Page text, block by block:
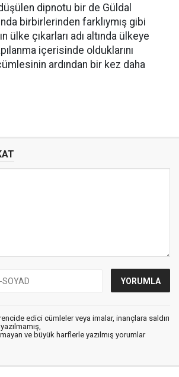
dipnotu bir de Güldal
birbirlerinden farklıymış gibi
ülke çıkarları adı altında ülkeye
içerisinde olduklarını
ardından bir kez daha
edici cümleler veya imalar, inançlara saldırı
ve büyük harflerle yazılmış yorumlar